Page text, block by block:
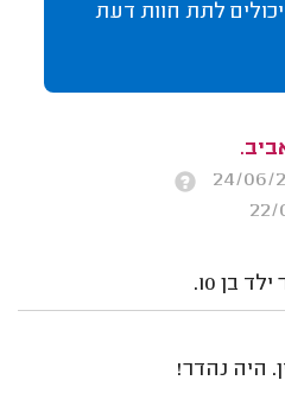
לתת חוות דעת
בן 10.
היה נהדר!